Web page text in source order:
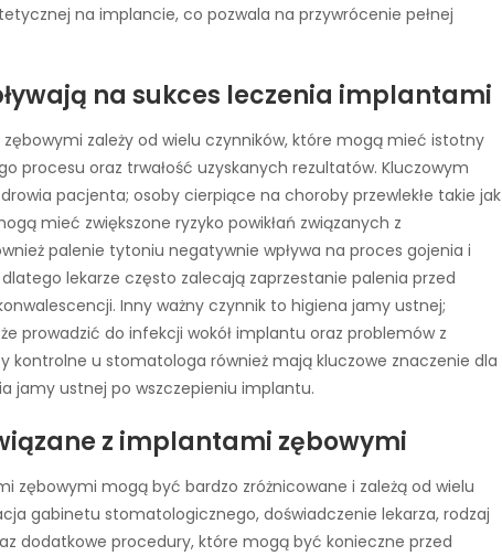
na implancie, co pozwala na przywrócenie pełnej
na sukces leczenia implantami
zależy od wielu czynników, które mogą mieć istotny
procesu oraz trwałość uzyskanych rezultatów. Kluczowym
pacjenta; osoby cierpiące na choroby przewlekłe takie jak
mieć zwiększone ryzyko powikłań związanych z
palenie tytoniu negatywnie wpływa na proces gojenia i
lekarze często zalecają zaprzestanie palenia przed
Inny ważny czynnik to higiena jamy ustnej;
prowadzić do infekcji wokół implantu oraz problemów z
kontrolne u stomatologa również mają kluczowe znaczenie dla
jamy ustnej po wszczepieniu implantu.
z implantami zębowymi
zębowymi mogą być bardzo zróżnicowane i zależą od wielu
gabinetu stomatologicznego, doświadczenie lekarza, rodzaj
dodatkowe procedury, które mogą być konieczne przed